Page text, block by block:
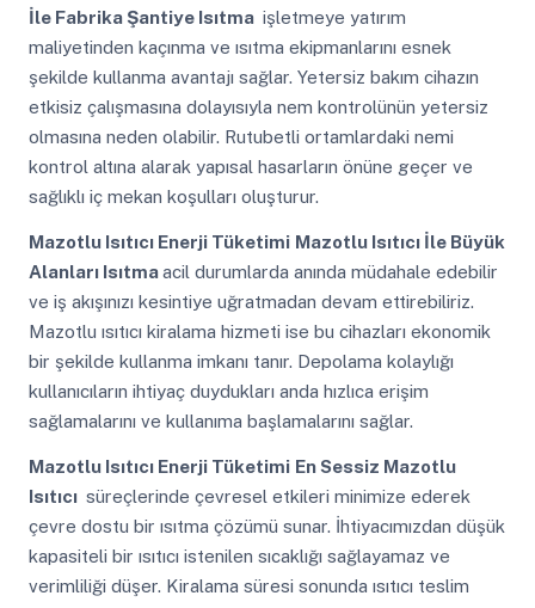
İle Fabrika Şantiye Isıtma işletmeye yatırım
maliyetinden kaçınma ve ısıtma ekipmanlarını esnek
şekilde kullanma avantajı sağlar. Yetersiz bakım cihazın
etkisiz çalışmasına dolayısıyla nem kontrolünün yetersiz
olmasına neden olabilir. Rutubetli ortamlardaki nemi
kontrol altına alarak yapısal hasarların önüne geçer ve
sağlıklı iç mekan koşulları oluşturur.
Mazotlu Isıtıcı Enerji Tüketimi Mazotlu Isıtıcı İle Büyük
Alanları Isıtmaacil durumlarda anında müdahale edebilir
ve iş akışınızı kesintiye uğratmadan devam ettirebiliriz.
Mazotlu ısıtıcı kiralama hizmeti ise bu cihazları ekonomik
bir şekilde kullanma imkanı tanır. Depolama kolaylığı
kullanıcıların ihtiyaç duydukları anda hızlıca erişim
sağlamalarını ve kullanıma başlamalarını sağlar.
Mazotlu Isıtıcı Enerji Tüketimi En Sessiz Mazotlu
Isıtıcı süreçlerinde çevresel etkileri minimize ederek
çevre dostu bir ısıtma çözümü sunar. İhtiyacımızdan düşük
kapasiteli bir ısıtıcı istenilen sıcaklığı sağlayamaz ve
verimliliği düşer. Kiralama süresi sonunda ısıtıcı teslim